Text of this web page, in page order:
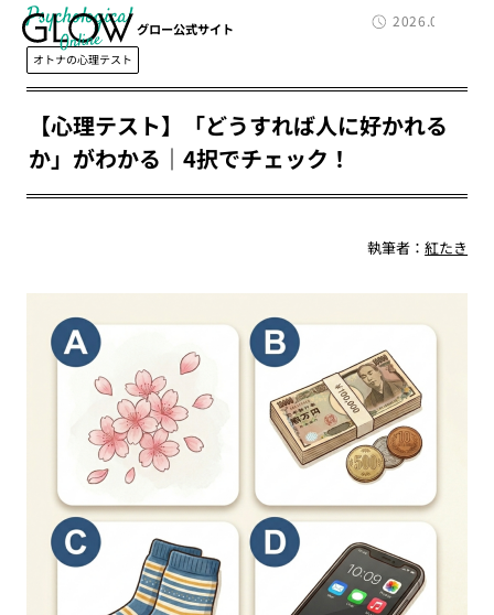
グロー公式サイト 2026.04.26
Psychological
オトナの心理テスト
【心理テスト】「どうすれば人に好かれる
か」がわかる｜4択でチェック！
執筆者：紅たき